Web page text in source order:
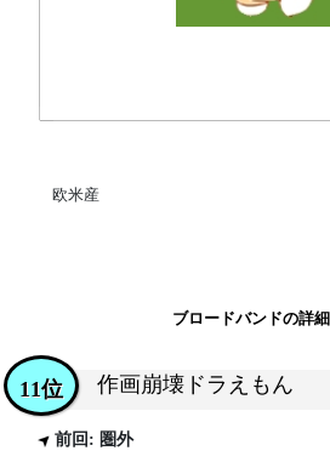
欧米産
ブロードバンドの詳
作画崩壊ドラえもん
11位
前回: 圏外